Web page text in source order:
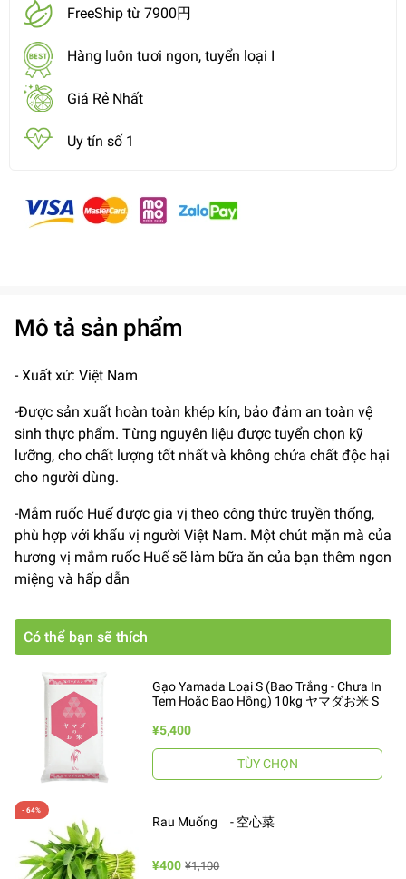
FreeShip từ 7900円
Hàng luôn tươi ngon, tuyển loại I
Giá Rẻ Nhất
Uy tín số 1
Mô tả sản phẩm
- Xuất xứ: Việt Nam
-Được sản xuất hoàn toàn khép kín, bảo đảm an toàn vệ
sinh thực phẩm. Từng nguyên liệu được tuyển chọn kỹ
lưỡng, cho chất lượng tốt nhất và không chứa chất độc hại
cho người dùng.
-Mắm ruốc Huế được gia vị theo công thức truyền thống,
phù hợp với khẩu vị người Việt Nam. Một chút mặn mà của
hương vị mắm ruốc Huế sẽ làm bữa ăn của bạn thêm ngon
miệng và hấp dẫn
Có thể bạn sẽ thích
Gạo Yamada Loại S (Bao Trắng - Chưa In
Tem Hoặc Bao Hồng) 10kg ヤマダお米 S
¥5,400
TÙY CHỌN
Rau Muống - 空心菜
¥400 ¥1,100